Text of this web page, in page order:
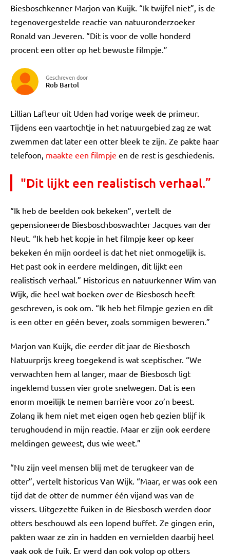
Biesboschkenner Marjon van Kuijk. “Ik twijfel niet”, is de
tegenovergestelde reactie van natuuronderzoeker
Ronald van Jeveren. “Dit is voor de volle honderd
procent een otter op het bewuste filmpje.”
Geschreven door
Rob Bartol
Lillian Lafleur uit Uden had vorige week de primeur.
Tijdens een vaartochtje in het natuurgebied zag ze wat
zwemmen dat later een otter bleek te zijn. Ze pakte haar
telefoon, maakte een filmpje en de rest is geschiedenis.
"Dit lijkt een realistisch verhaal.”
“Ik heb de beelden ook bekeken”, vertelt de
gepensioneerde Biesboschboswachter Jacques van der
Neut. “Ik heb het kopje in het filmpje keer op keer
bekeken én mijn oordeel is dat het niet onmogelijk is.
Het past ook in eerdere meldingen, dit lijkt een
realistisch verhaal.” Historicus en natuurkenner Wim van
Wijk, die heel wat boeken over de Biesbosch heeft
geschreven, is ook om. “Ik heb het filmpje gezien en dit
is een otter en géén bever, zoals sommigen beweren.”
Marjon van Kuijk, die eerder dit jaar de Biesbosch
Natuurprijs kreeg toegekend is wat sceptischer. “We
verwachten hem al langer, maar de Biesbosch ligt
ingeklemd tussen vier grote snelwegen. Dat is een
enorm moeilijk te nemen barrière voor zo’n beest.
Zolang ik hem niet met eigen ogen heb gezien blijf ik
terughoudend in mijn reactie. Maar er zijn ook eerdere
meldingen geweest, dus wie weet.”
“Nu zijn veel mensen blij met de terugkeer van de
otter”, vertelt historicus Van Wijk. “Maar, er was ook een
tijd dat de otter de nummer één vijand was van de
vissers. Uitgezette fuiken in de Biesbosch werden door
otters beschouwd als een lopend buffet. Ze gingen erin,
pakten waar ze zin in hadden en vernielden daarbij heel
vaak ook de fuik. Er werd dan ook volop op otters